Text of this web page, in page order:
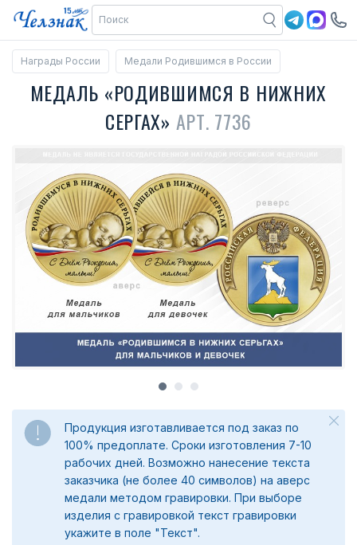
Награды России Медали Родившимся в России
МЕДАЛЬ «РОДИВШИМСЯ В НИЖНИХ
СЕРГАХ» АРТ. 7736
Продукция изготавливается под заказ по
100% предоплате. Сроки изготовления 7-10
рабочих дней. Возможно нанесение текста
заказчика (не более 40 символов) на аверс
медали методом гравировки. При выборе
изделия с гравировкой текст гравировки
укажите в поле "Текст".